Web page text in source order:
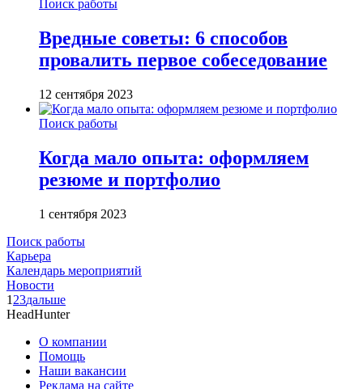
Поиск работы
Вредные советы: 6 способов
провалить первое собеседование
12 сентября 2023
Поиск работы
Когда мало опыта: оформляем
резюме и портфолио
1 сентября 2023
Поиск работы
Карьера
Календарь мероприятий
Новости
1 23дальше
HeadHunter
О компании
Помощь
Наши вакансии
Реклама на сайте